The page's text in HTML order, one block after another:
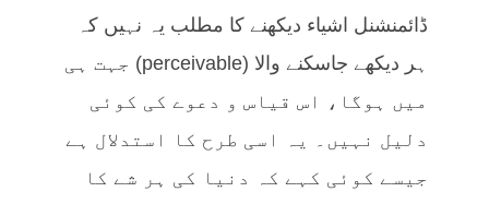
ڈائمنشنل اشیاء دیکھنے کا مطلب یہ نہیں کہ
ہر دیکھے جاسکنے والا (perceivable) جہت ہی
میں ہوگا، اس قیاس و دعوے کی کوئی
دلیل نہیں۔ یہ اسی طرح کا استدلال ہے
جیسے کوئی کہے کہ دنیا کی ہر شے کا